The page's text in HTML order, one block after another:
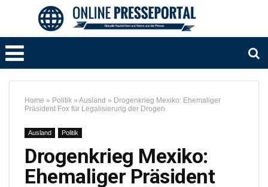
Home » Politik » Ausland » Drogenkrieg Mexiko: Ehemaliger
Präsident Fox für Legalisierung der Drogen
Ausland Politik
Drogenkrieg Mexiko:
Ehemaliger Präsident